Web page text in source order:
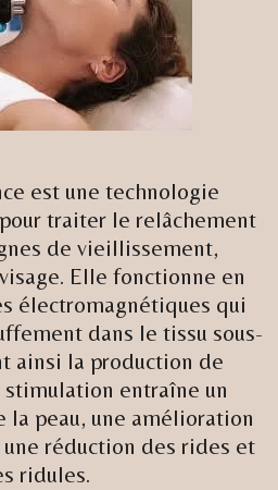
est une technologie
traiter le relâchement
de vieillissement,
Elle fonctionne en
électromagnétiques qui
dans le tissu sous-
ainsi la production de
entraîne un
peau, une amélioration
réduction des rides et
ridules.